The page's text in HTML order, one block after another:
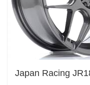
Japan Racing